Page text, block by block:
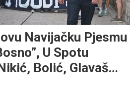
Navijačku Pjesmu
U Spotu
Bolić, Glavaš…